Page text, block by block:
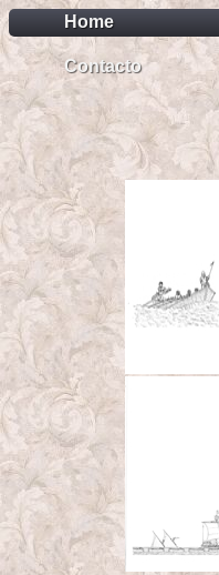
Home
Contacto